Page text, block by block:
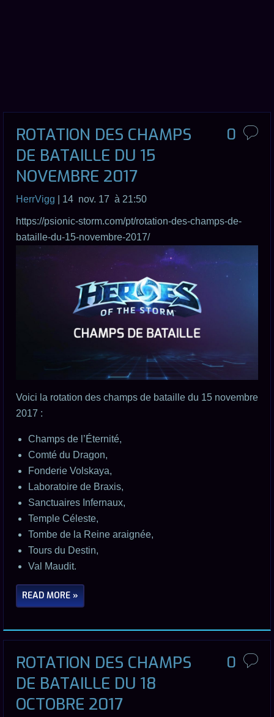
ROTATION DES CHAMPS
DE BATAILLE DU 15
NOVEMBRE 2017
0
HerrVigg | 14 nov. 17 à 21:50
https://psionic-storm.com/pt/rotation-des-champs-de-
bataille-du-15-novembre-2017/
Voici la rotation des champs de bataille du 15 novembre
2017 :
Champs de l’Éternité,
Comté du Dragon,
Fonderie Volskaya,
Laboratoire de Braxis,
Sanctuaires Infernaux,
Temple Céleste,
Tombe de la Reine araignée,
Tours du Destin,
Val Maudit.
READ MORE »
ROTATION DES CHAMPS
DE BATAILLE DU 18
OCTOBRE 2017
0